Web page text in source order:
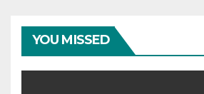
YOU MISSED